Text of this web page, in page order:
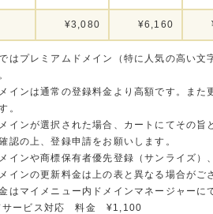
¥3,080 ¥6,160
はプレミアムドメイン（特に人気の高い文
インは通常の登録料金より高額です。また
。
インが選択された場合、カートにてその旨
認の上、登録申請をお願いします。
インや商標保有者優先登録（サンライズ）
インの更新料金は上の表と異なる場合がご
はマイメニュー内ドメインマネージャーに
サービス対応 料金 ¥1,100